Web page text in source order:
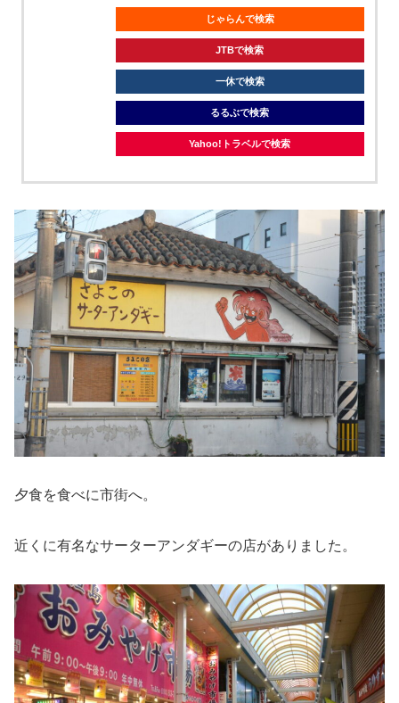
じゃらんで検索
JTBで検索
一休で検索
るるぶで検索
Yahoo!トラベルで検索
夕食を食べに市街へ。
近くに有名なサーターアンダギーの店がありました。